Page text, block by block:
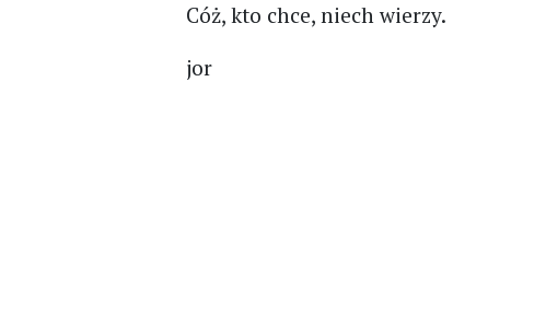
Cóż, kto chce, niech wierzy.
jor